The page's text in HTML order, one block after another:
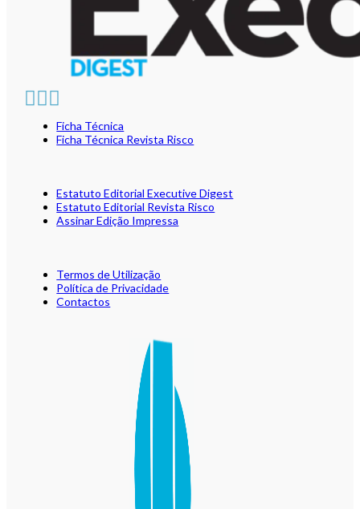
Ficha Técnica
Ficha Técnica Revista Risco
Estatuto Editorial Executive Digest
Estatuto Editorial Revista Risco
Assinar Edição Impressa
Termos de Utilização
Política de Privacidade
Contactos